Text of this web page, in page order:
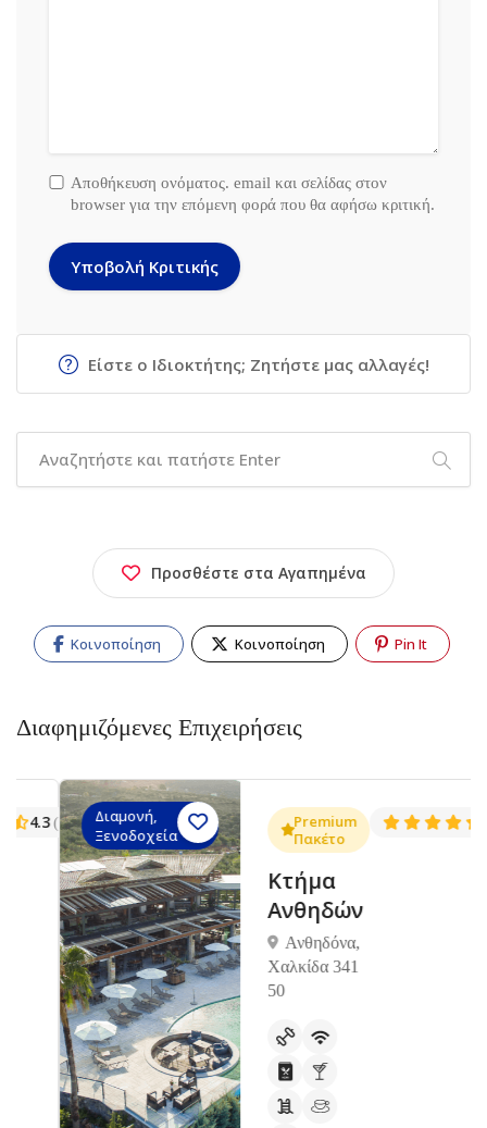
Αποθήκευση ονόματος. email και σελίδας στον
browser για την επόμενη φορά που θα αφήσω κριτική.
Είστε ο Ιδιοκτήτης; Ζητήστε μας αλλαγές!
Προσθέστε στα Αγαπημένα
Κοινοποίηση Κοινοποίηση Pin It
Διαφημιζόμενες Επιχειρήσεις
(1381) Διαμονή,
Ξενοδοχεία
Premium
Πακέτο
Κτήμα
Ανθηδών
Ανθηδόνα,
Χαλκίδα 341
4.5